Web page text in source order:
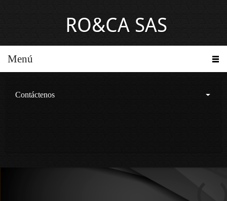
RO&CA SAS
Menú
Contáctenos